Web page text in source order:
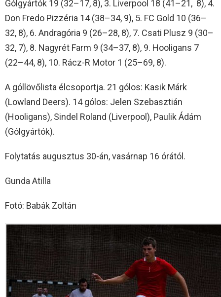
Gólgyártók 19 (32–17, 8), 3. Liverpool 18 (41–21, 8), 4.
Don Fredo Pizzéria 14 (38–34, 9), 5. FC Gold 10 (36–
32, 8), 6. Andragória 9 (26–28, 8), 7. Csati Plusz 9 (30–
32, 7), 8. Nagyrét Farm 9 (34–37, 8), 9. Hooligans 7
(22–44, 8), 10. Rácz-R Motor 1 (25–69, 8).
A góllövőlista élcsoportja. 21 gólos: Kasik Márk
(Lowland Deers). 14 gólos: Jelen Szebasztián
(Hooligans), Sindel Roland (Liverpool), Paulik Ádám
(Gólgyártók).
Folytatás augusztus 30-án, vasárnap 16 órától.
Gunda Atilla
Fotó: Babák Zoltán